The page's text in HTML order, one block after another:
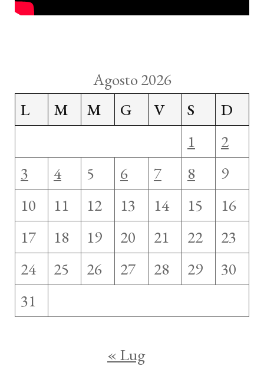
Agosto 2026
L
M M G V S
D
1
2
3
4 5 6 7 8
9
10
11 12 13 14 15
16
17
18 19 20 21 22
23
24
25 26 27 28 29
30
31
« Lug